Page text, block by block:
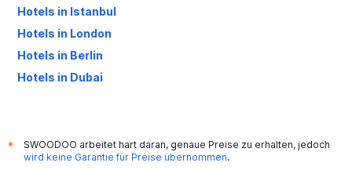
Hotels in Istanbul
Hotels in London
Hotels in Berlin
Hotels in Dubai
*
SWOODOO arbeitet hart daran, genaue Preise zu erhalten, jedoch
wird keine Garantie für Preise übernommen.